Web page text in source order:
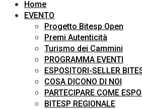
Home
EVENTO
Progetto Bitesp Open
Premi Autenticità
Turismo dei Cammini
PROGRAMMA EVENTI
ESPOSITORI-SELLER
COSA DICONO DI NOI
PARTECIPARE COME
BITESP REGIONALE